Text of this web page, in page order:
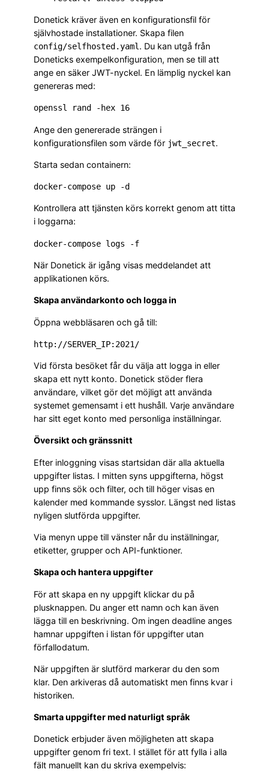
Donetick kräver även en konfigurationsfil för
självhostade installationer. Skapa filen
config/selfhosted.yaml . Du kan utgå från
Doneticks exempelkonfiguration, men se till att
ange en säker JWT-nyckel. En lämplig nyckel kan
genereras med:
Ange den genererade strängen i
konfigurationsfilen som värde för jwt_secret.
Starta sedan containern:
Kontrollera att tjänsten körs korrekt genom att titta
i loggarna:
När Donetick är igång visas meddelandet att
applikationen körs.
Skapa användarkonto och logga in
Öppna webbläsaren och gå till:
Vid första besöket får du välja att logga in eller
skapa ett nytt konto. Donetick stöder flera
användare, vilket gör det möjligt att använda
systemet gemensamt i ett hushåll. Varje användare
har sitt eget konto med personliga inställningar.
Översikt och gränssnitt
Efter inloggning visas startsidan där alla aktuella
uppgifter listas. I mitten syns uppgifterna, högst
upp finns sök och filter, och till höger visas en
kalender med kommande sysslor. Längst ned listas
nyligen slutförda uppgifter.
Via menyn uppe till vänster når du inställningar,
etiketter, grupper och API-funktioner.
Skapa och hantera uppgifter
För att skapa en ny uppgift klickar du på
plusknappen. Du anger ett namn och kan även
lägga till en beskrivning. Om ingen deadline anges
hamnar uppgiften i listan för uppgifter utan
förfallodatum.
När uppgiften är slutförd markerar du den som
klar. Den arkiveras då automatiskt men finns kvar i
historiken.
Smarta uppgifter med naturligt språk
Donetick erbjuder även möjligheten att skapa
uppgifter genom fri text. I stället för att fylla i alla
fält manuellt kan du skriva exempelvis: